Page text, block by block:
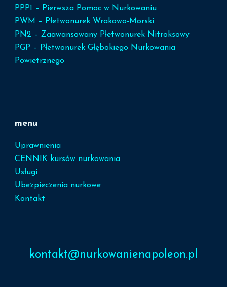
PPP1 – Pierwsza Pomoc w Nurkowaniu
PWM – Płetwonurek Wrakowo-Morski
PN2 – Zaawansowany Płetwonurek Nitroksowy
PGP – Płetwonurek Głębokiego Nurkowania
Powietrznego
menu
Uprawnienia
CENNIK kursów nurkowania
Usługi
Ubezpieczenia nurkowe
Kontakt
kontakt@nurkowanienapoleon.pl